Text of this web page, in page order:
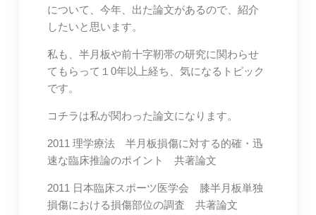
について、今年、出た論文があるので、紹介
したいと思います。
私も、半月板や前十字靭帯の研究に関わらせ
てもらって１0年以上経ち、気になるトピック
です。
コチラは私が関わった論文になります。
2011 理学療法 半月板損傷に対する的確・迅
速な臨床推論のポイント 共著論文
2011 日本臨床スポーツ医学会 膝半月板単独
損傷における損傷部位の調査 共著論文